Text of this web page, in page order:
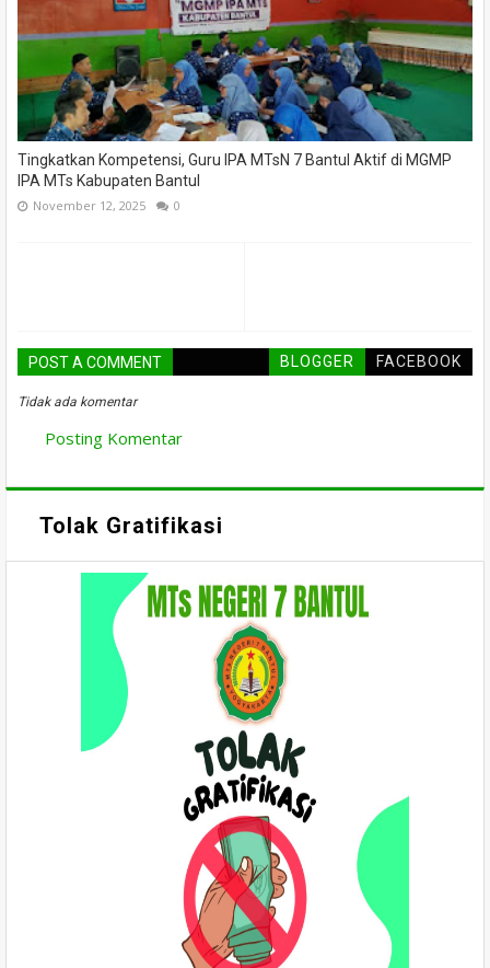
Tingkatkan Kompetensi, Guru IPA MTsN 7 Bantul Aktif di MGMP
IPA MTs Kabupaten Bantul
November 12, 2025 0
POST A COMMENT BLOGGER FACEBOOK
Tidak ada komentar
Posting Komentar
Tolak Gratifikasi